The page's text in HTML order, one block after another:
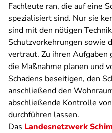
Fachleute ran, die auf eine
spezialisiert sind. Nur sie
sind mit den nötigen
Schutzvorkehrungen sowie
vertraut. Zu ihren Aufgaben
die Maßnahme planen und
Schadens beseitigen, den
anschließend den
abschließende Kontrolle
durchführen lassen.
Das Landesnetzwerk